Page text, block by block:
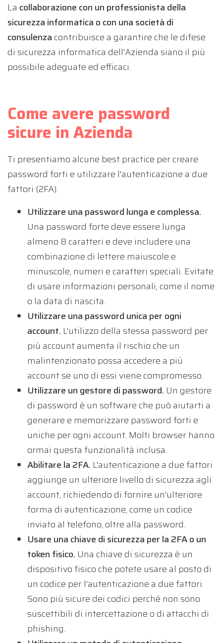
La collaborazione con un professionista della
sicurezza informatica o con una società di
consulenza contribuisce a garantire che le difese
di sicurezza informatica dell'Azienda siano il più
possibile adeguate ed efficaci.
Come avere password
sicure in Azienda
Ti presentiamo alcune best practice per creare
password forti e utilizzare l'autenticazione a due
fattori (2FA).
Utilizzare una password lunga e complessa.
Una password forte deve essere lunga
almeno 8 caratteri e deve includere una
combinazione di lettere maiuscole e
minuscole, numeri e caratteri speciali. Evitate
di usare informazioni personali, come il nome
o la data di nascita.
Utilizzare una password unica per ogni
account. L'utilizzo della stessa password per
più account aumenta il rischio che un
malintenzionato possa accedere a più
account se uno di essi viene compromesso.
Utilizzare un gestore di password. Un gestore
di password è un software che può aiutarti a
generare e memorizzare password forti e
uniche per ogni account. Molti browser hanno
ormai questa funzionalità inclusa.
Abilitare la 2FA. L'autenticazione a due fattori
aggiunge un ulteriore livello di sicurezza agli
account, richiedendo di fornire un'ulteriore
forma di autenticazione, come un codice
inviato al telefono, oltre alla password.
Usare una chiave di sicurezza per la 2FA o un
token fisico. Una chiave di sicurezza è un
dispositivo fisico che potete usare al posto di
un codice per l'autenticazione a due fattori.
Sono più sicure dei codici perché non sono
suscettibili di intercettazione o di attacchi di
phishing.